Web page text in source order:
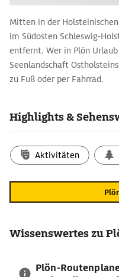
Mitten in der
im Südosten Schleswig-
entfernt. Wer in Plön
Seenlandschaft
zu Fuß oder per Fahrrad.
Sehenswürdigkeiten
Bereits 1236 erhielt der
Stadtrecht. Von 1561 bis
Hause Schleswig-Holstein-
mit Blick auf die
bedeutendsten
untergebracht. Führungen
Schweiz zeigt.
Highlights &
Aktivitäten
Wissenswertes zu
Plön-